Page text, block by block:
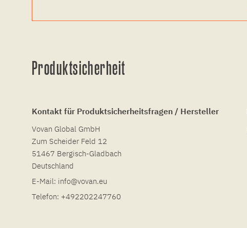
Produktsicherheit
Kontakt für Produktsicherheitsfragen / Hersteller
Vovan Global GmbH
Zum Scheider Feld 12
51467 Bergisch-Gladbach
Deutschland
E-Mail: info@vovan.eu
Telefon: +492202247760